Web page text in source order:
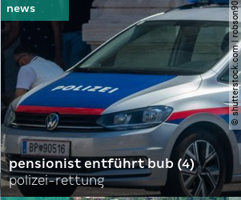
© shutterstock.com | robson90
pensionist entführt bub (4)
polizei-rettung